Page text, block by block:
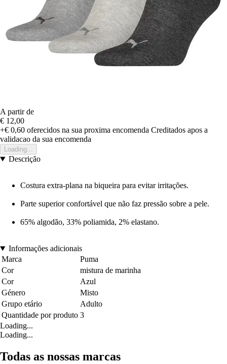
A partir de
€ 12,00
+€ 0,60 oferecidos na sua proxima encomenda Creditados apos a
validacao da sua encomenda
Loading...
Descrição
Costura extra-plana na biqueira para evitar irritações.
Parte superior confortável que não faz pressão sobre a pele.
65% algodão, 33% poliamida, 2% elastano.
Informações adicionais
Marca
Puma
Cor
mistura de marinha
Cor
Azul
Género
Misto
Grupo etário
Adulto
Quantidade por produto 3
Loading...
Loading...
Todas as nossas marcas